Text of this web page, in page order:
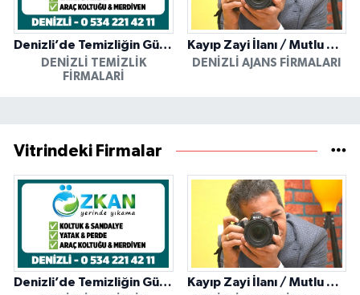
Denizli’de Temizliğin Güvenilir Adresi: Özkan Yerinde Yıkama
DENIZLI TEMIZLIK
FIRMALARI
Kayıp Zayi İlanı / Mutlu Ajans / Denizli
DENIZLI AJANS FIRMALARI
Vitrindeki Firmalar
Denizli’de Temizliğin Güvenilir Adresi: Özkan Yerinde Yıkama Kayıp Zayi İlanı / Mutlu Ajans / Denizli